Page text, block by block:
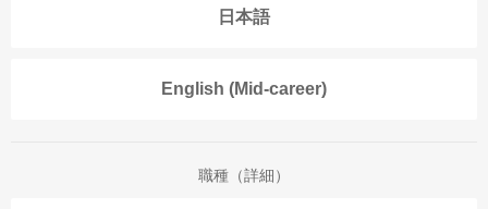
日本語
English (Mid-career)
職種（詳細）